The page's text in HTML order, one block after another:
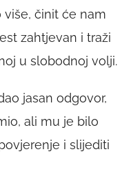
više, činit će nam
zahtjevan i traži
u slobodnoj volji.
jasan odgovor,
ali mu je bilo
i slijediti